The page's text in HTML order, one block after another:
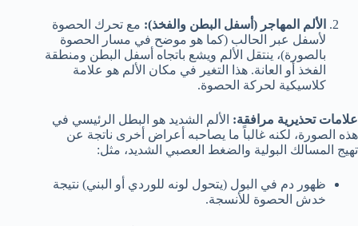
الألم المهاجر (أسفل البطن والفخذ): مع تحرك الحصوة
لأسفل عبر الحالب (كما هو موضح في مسار الحصوة
بالصورة)، ينتقل الألم ويشع باتجاه أسفل البطن ومنطقة
الفخذ أو العانة. هذا التغير في مكان الألم هو علامة
كلاسيكية لحركة الحصوة.
علامات تحذيرية مرافقة: الألم الشديد هو البطل الرئيسي في
هذه الصورة، لكنه غالباً ما يصاحبه أعراض أخرى ناتجة عن
تهيج المسالك البولية والضغط العصبي الشديد، مثل:
ظهور دم في البول (يتحول لونه للوردي أو البني) نتيجة
خدش الحصوة للأنسجة.